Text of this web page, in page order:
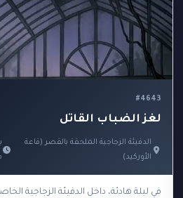
#4643
لغز الضباب القاتل
الدفيئة الزجاجية الملحقة بالقصر (قاعة
الأوركيد)
في ليلة هادئة، داخل الدفيئة الزجاجية